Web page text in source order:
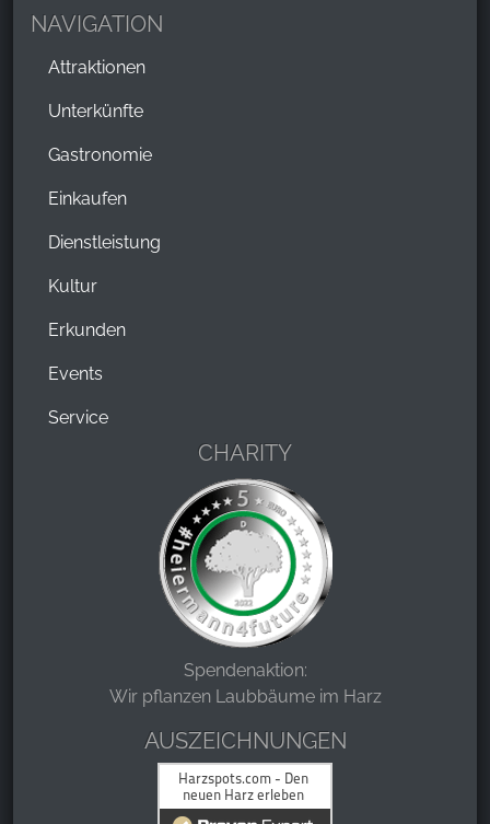
NAVIGATION
Attraktionen
Unterkünfte
Gastronomie
Einkaufen
Dienstleistung
Kultur
Erkunden
Events
Service
CHARITY
Spendenaktion:
Wir pflanzen Laubbäume im Harz
AUSZEICHNUNGEN